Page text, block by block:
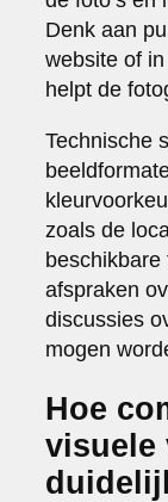
Denk aan
website of
helpt de
Technische
zoals de
afspraken
discussies
mogen
Hoe
visuele